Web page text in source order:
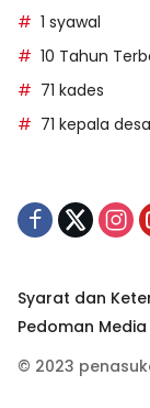
1 syawal
10 Tahun
71 kades
71 kepala desa
Syarat dan
Pedoman Media
© 2023